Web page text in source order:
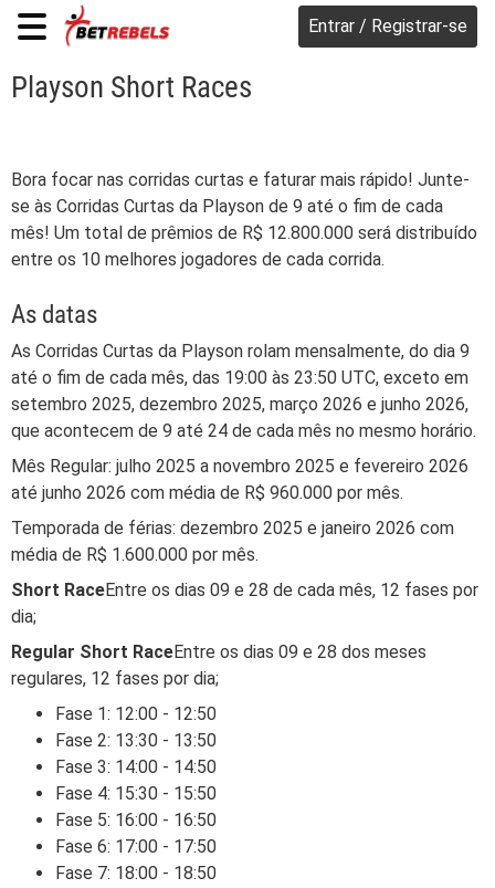
Entrar / Registrar-se
Playson Short Races
Bora focar nas corridas curtas e faturar mais rápido! Junte-
se às Corridas Curtas da Playson de 9 até o fim de cada
mês! Um total de prêmios de R$ 12.800.000 será distribuído
entre os 10 melhores jogadores de cada corrida.
As datas
As Corridas Curtas da Playson rolam mensalmente, do dia 9
até o fim de cada mês, das 19:00 às 23:50 UTC, exceto em
setembro 2025, dezembro 2025, março 2026 e junho 2026,
que acontecem de 9 até 24 de cada mês no mesmo horário.
Mês Regular: julho 2025 a novembro 2025 e fevereiro 2026
até junho 2026 com média de R$ 960.000 por mês.
Temporada de férias: dezembro 2025 e janeiro 2026 com
média de R$ 1.600.000 por mês.
Short RaceEntre os dias 09 e 28 de cada mês, 12 fases por
dia;
Regular Short RaceEntre os dias 09 e 28 dos meses
regulares, 12 fases por dia;
Fase 1: 12:00 - 12:50
Fase 2: 13:30 - 13:50
Fase 3: 14:00 - 14:50
Fase 4: 15:30 - 15:50
Fase 5: 16:00 - 16:50
Fase 6: 17:00 - 17:50
Fase 7: 18:00 - 18:50